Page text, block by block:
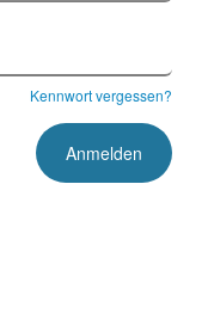
Kennwort vergessen?